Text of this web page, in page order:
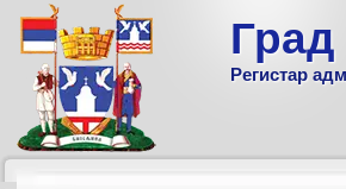
Регистар